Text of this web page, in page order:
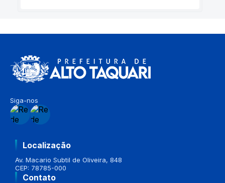
Siga-nos
Localização
Av. Macario Subtil de Oliveira, 848
CEP: 78785-000
Contato